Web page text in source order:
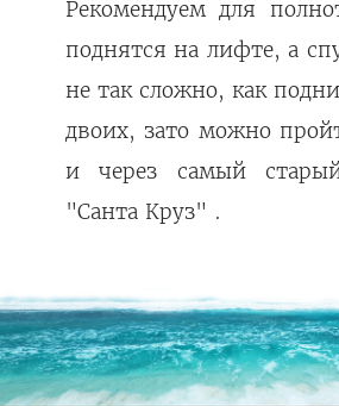
Рекомендуем для
поднятся на лифте, а
не так сложно, как
двоих, зато можно
и через самый
"Санта Круз" .